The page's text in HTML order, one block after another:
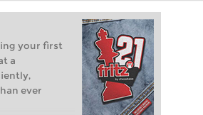
your first
a
ever